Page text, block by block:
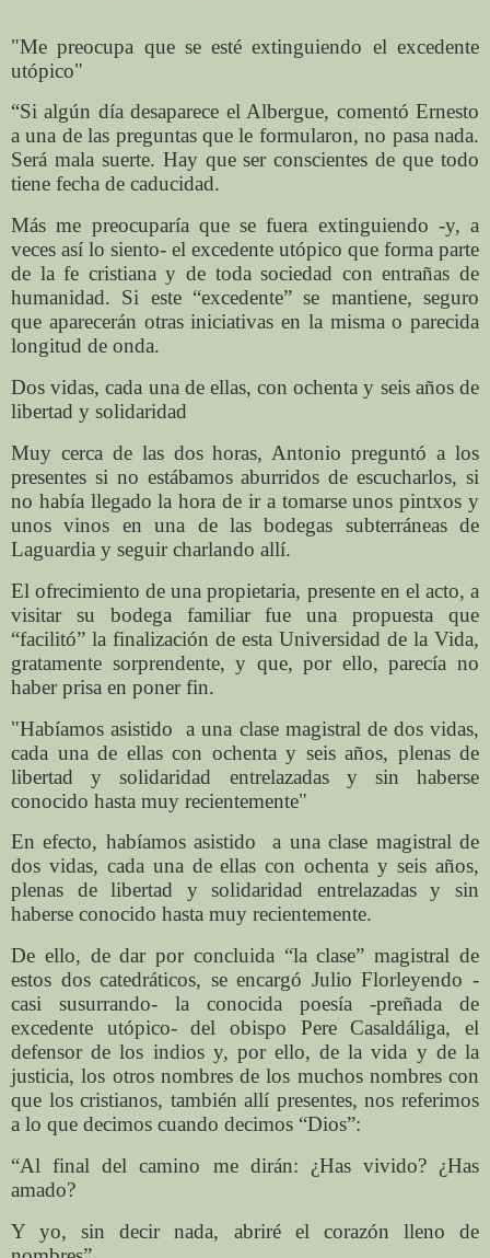
"Me preocupa que se esté extinguiendo el excedente
utópico"
“Si algún día desaparece el Albergue, comentó Ernesto
a una de las preguntas que le formularon, no pasa nada.
Será mala suerte. Hay que ser conscientes de que todo
tiene fecha de caducidad.
Más me preocuparía que se fuera extinguiendo -y, a
veces así lo siento- el excedente utópico que forma parte
de la fe cristiana y de toda sociedad con entrañas de
humanidad. Si este “excedente” se mantiene, seguro
que aparecerán otras iniciativas en la misma o parecida
longitud de onda.
Dos vidas, cada una de ellas, con ochenta y seis años de
libertad y solidaridad
Muy cerca de las dos horas, Antonio preguntó a los
presentes si no estábamos aburridos de escucharlos, si
no había llegado la hora de ir a tomarse unos pintxos y
unos vinos en una de las bodegas subterráneas de
Laguardia y seguir charlando allí.
El ofrecimiento de una propietaria, presente en el acto, a
visitar su bodega familiar fue una propuesta que
“facilitó” la finalización de esta Universidad de la Vida,
gratamente sorprendente, y que, por ello, parecía no
haber prisa en poner fin.
"Habíamos asistido a una clase magistral de dos vidas,
cada una de ellas con ochenta y seis años, plenas de
libertad y solidaridad entrelazadas y sin haberse
conocido hasta muy recientemente"
En efecto, habíamos asistido a una clase magistral de
dos vidas, cada una de ellas con ochenta y seis años,
plenas de libertad y solidaridad entrelazadas y sin
haberse conocido hasta muy recientemente.
De ello, de dar por concluida “la clase” magistral de
estos dos catedráticos, se encargó Julio Florleyendo -
casi susurrando- la conocida poesía -preñada de
excedente utópico- del obispo Pere Casaldáliga, el
defensor de los indios y, por ello, de la vida y de la
justicia, los otros nombres de los muchos nombres con
que los cristianos, también allí presentes, nos referimos
a lo que decimos cuando decimos “Dios”:
“Al final del camino me dirán: ¿Has vivido? ¿Has
amado?
Y yo, sin decir nada, abriré el corazón lleno de